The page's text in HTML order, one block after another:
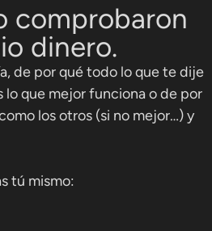
comprobaron
dinero.
de por qué todo lo que te dije
lo que mejor funciona o de por
los otros (si no mejor…) y
tú mismo: